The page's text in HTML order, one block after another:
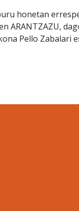
honetan
ARANTZAZU,
Pello Zabalari